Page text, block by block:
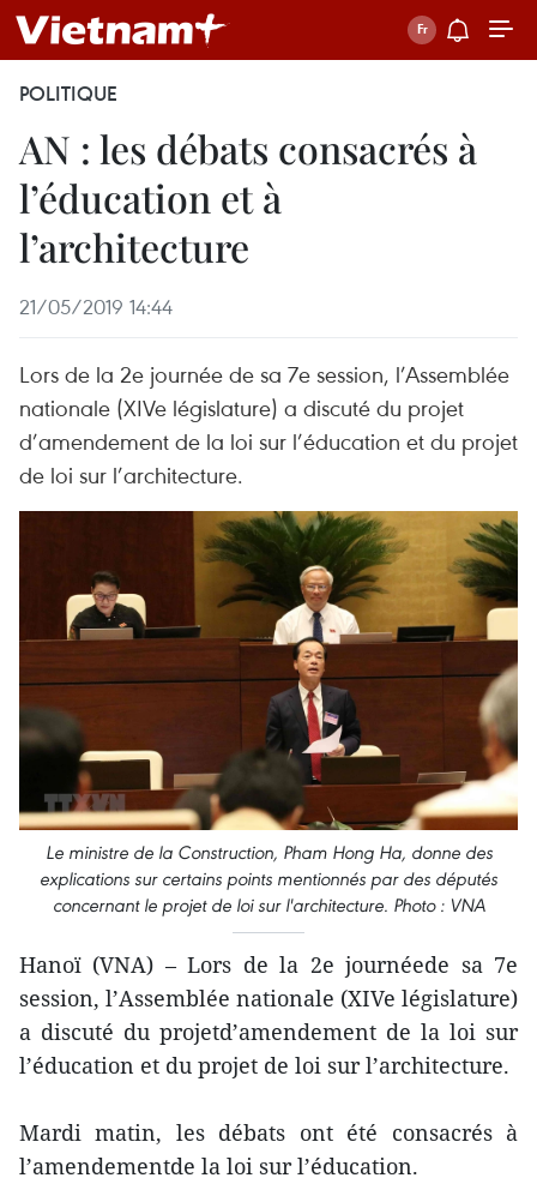
POLITIQUE
AN : les débats consacrés à
l’éducation et à
l’architecture
21/05/2019 14:44
Lors de la 2e journée de sa 7e session, l’Assemblée
nationale (XIVe législature) a discuté du projet
d’amendement de la loi sur l’éducation et du projet
de loi sur l’architecture.
Le ministre de la Construction, Pham Hong Ha, donne des
explications sur certains points mentionnés par des députés
concernant le projet de loi sur l'architecture. Photo : VNA
Hanoï (VNA) – Lors de la 2e journéede sa 7e
session, l’Assemblée nationale (XIVe législature)
a discuté du projetd’amendement de la loi sur
l’éducation et du projet de loi sur l’architecture.
Mardi matin, les débats ont été consacrés à
l’amendementde la loi sur l’éducation.